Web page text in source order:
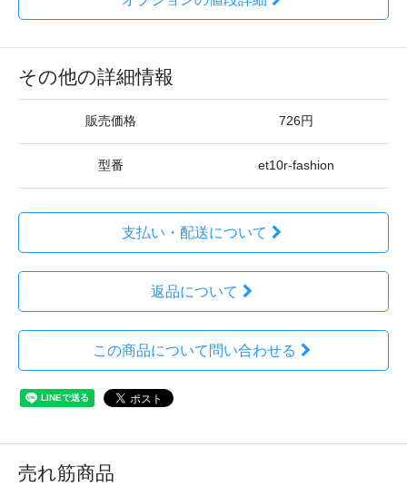
その他の詳細情報
販売価格 726円
型番 et10r-fashion
支払い・配送について
返品について
この商品について問い合わせる
売れ筋商品